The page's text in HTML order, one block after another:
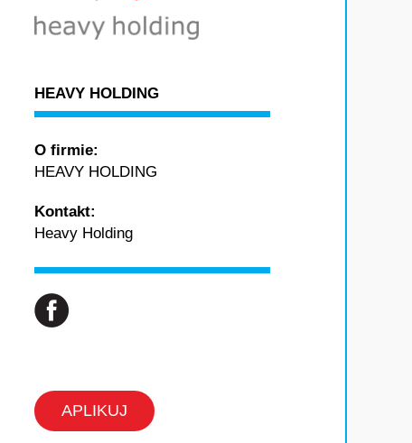
HEAVY HOLDING
O firmie:
HEAVY HOLDING
Kontakt:
Heavy Holding
APLIKUJ